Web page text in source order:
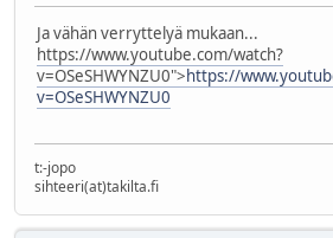
Ja vähän verryttelyä mukaan...
https://www.youtube.com/watch?
v=OSeSHWYNZU0">https://
v=OSeSHWYNZU0
t:-jopo
sihteeri(at)takilta.fi